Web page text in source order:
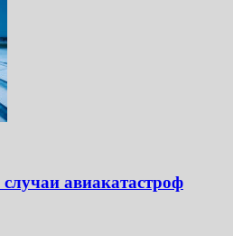
авиакатастроф